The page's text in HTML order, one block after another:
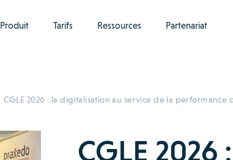
Produit Tarifs Ressources Partenariat
CGLE 2026 : la digitalisation au service de la performance
CGLE